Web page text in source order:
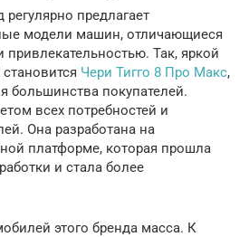
предлагает
модели машин, отличающиеся
привлекательностью. Так, яркой
Чери Тигго 8 Про Макс,
большинства покупателей.
всех потребностей и
Она разработана на
платформе, которая прошла
и стала более
этого бренда масса. К